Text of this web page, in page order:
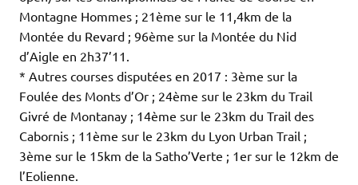
Montagne Hommes ; 21ème sur le 11,4km de la
Montée du Revard ; 96ème sur la Montée du Nid
d’Aigle en 2h37’11.
* Autres courses disputées en 2017 : 3ème sur la
Foulée des Monts d’Or ; 24ème sur le 23km du Trail
Givré de Montanay ; 14ème sur le 23km du Trail des
Cabornis ; 11ème sur le 23km du Lyon Urban Trail ;
3ème sur le 15km de la Satho’Verte ; 1er sur le 12km de
l’Eolienne.